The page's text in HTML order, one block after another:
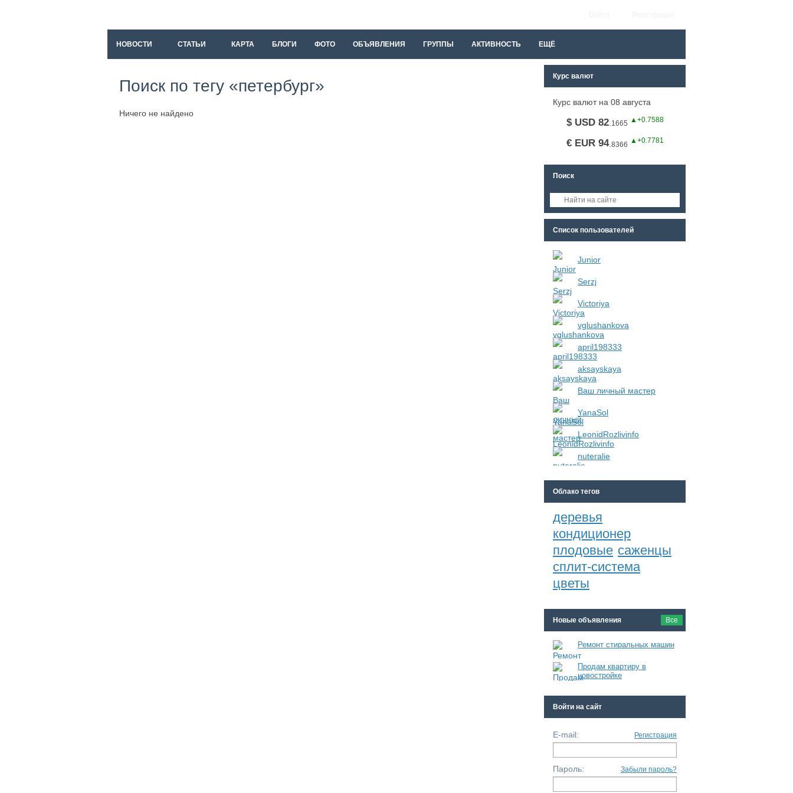
НОВОСТИ СТАТЬИ КАРТА БЛОГИ ФОТО ОБЪЯВЛЕНИЯ ГРУППЫ АКТИВНОСТЬ ЕЩЁ
Поиск по тегу «петербург»
Ничего не найдено
Курс валют
Курс валют на 08 августа
$ USD 82. 1665 ▲+0.7588
€ EUR 94. 8366 ▲+0.7781
Поиск
Список пользователей
Junior
Serzj
Victoriya
vglushankova
april198333
aksayskaya
Ваш личный мастер
YanaSol
LeonidRozlivinfo
nuteralie
Облако тегов
деревья
кондиционер
плодовые саженцы
сплит-система
цветы
Новые объявления Все
Ремонт стиральных машин
Продам квартиру в
новостройке
Войти на сайт
E-mail: Регистрация
Пароль: Забыли пароль?